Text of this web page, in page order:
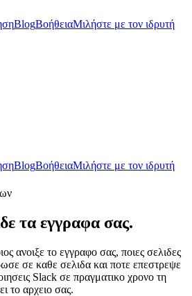
BlogΒοήθειαΜιλήστε με τον ιδρυτή
BlogΒοήθειαΜιλήστε με τον ιδρυτή
τα εγγραφα σας.
ανοιξε το εγγραφο σας, ποιες σελιδες
σε καθε σελιδα και ποτε επεστρεψε
Slack σε πραγματικο χρονο τη
το αρχειο σας.